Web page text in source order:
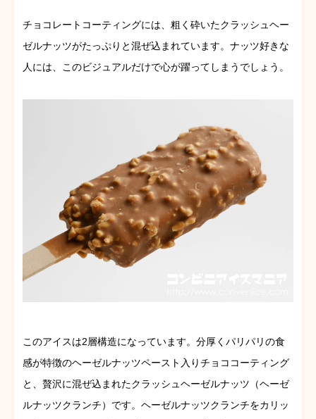
チョコレートコーティングには、粗く砕いたクラッシュヘー
ゼルナッツがたっぷりと混ぜ込まれています。ナッツ好きな
人には、このビジュアルだけで心が躍ってしまうでしょう。
このアイスは2層構造になっています。分厚くパリパリの食
感が特徴のヘーゼルナッツペースト入りチョココーティング
と、贅沢に混ぜ込まれたクラッシュヘーゼルナッツ（ヘーゼ
ルナッツクランチ）です。ヘーゼルナッツクランチをカリッ